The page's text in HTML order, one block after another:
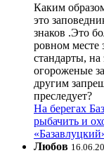
Каким
это
знаков .Это
ровном месте
стандарты,
огороженые
другим
преследует?
На берегах
рыбачить и
Любов